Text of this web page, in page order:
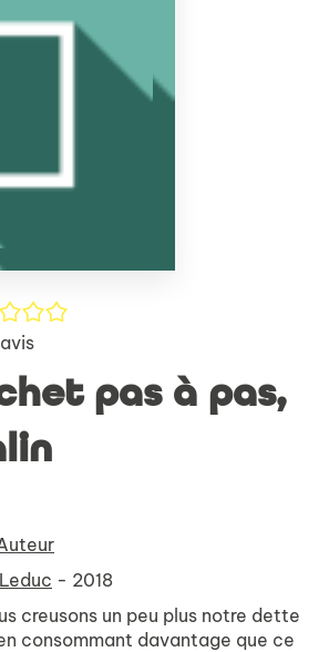
avis
pas à pas,
- 2018
creusons un peu plus notre dette
consommant davantage que ce